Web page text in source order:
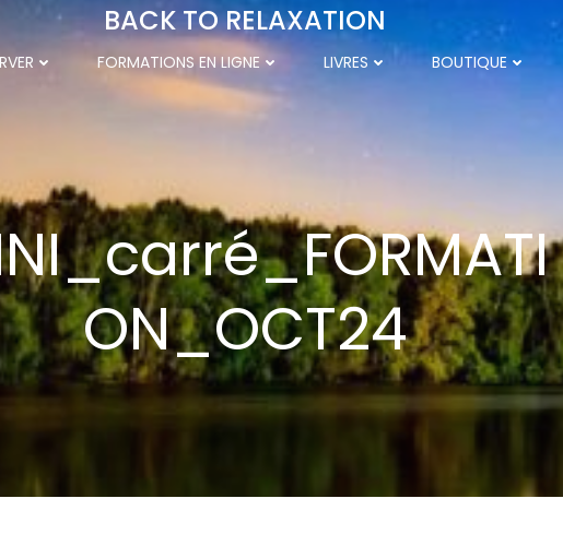
BACK TO RELAXATION
FORMATIONS EN LIGNE LIVRES BOUTIQUE
ON_OCT24